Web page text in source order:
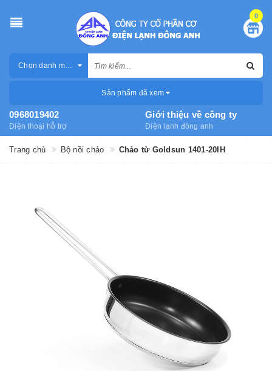
0
Chọn danh mục
Sản phẩm đã xem
0968019402
Điện thoại hỗ trợ
Giới thiệu về công ty
Điện lạnh đông anh
Trang chủ Bộ nồi chảo Chảo từ Goldsun 1401-20IH